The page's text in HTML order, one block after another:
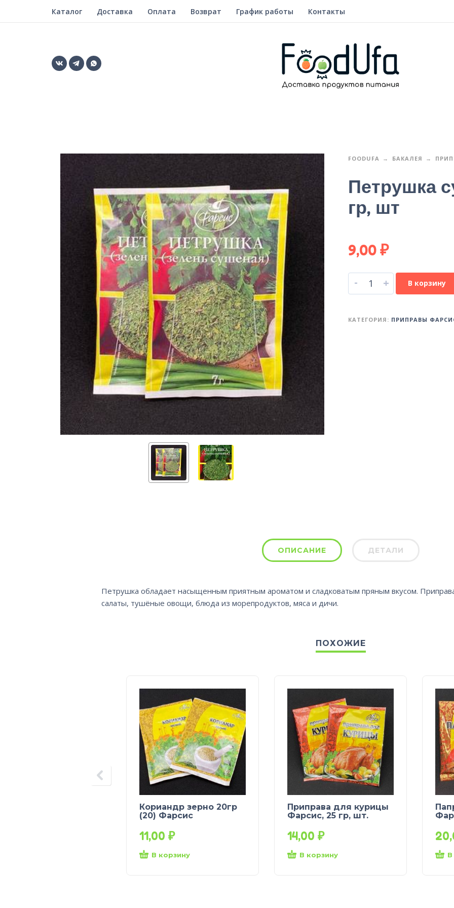
Каталог Доставка Оплата Возврат График работы Контакты
FOODUFA БАКАЛЕЯ
Петрушка
гр, шт
9,00₽
- + В корзину
КАТЕГОРИЯ: ПРИПРАВЫ
ОПИСАНИЕ ДЕТАЛИ
Петрушка обладает насыщенным приятным ароматом и сладковатым пряным вкусом.
салаты, тушёные овощи, блюда из морепродуктов, мяса и дичи.
ПОХОЖИЕ
Кориандр зерно 20гр
(20) Фарсис
11,00 ₽
В корзину
Приправа для курицы
Фарсис, 25 гр, шт.
14,00 ₽
В корзину В